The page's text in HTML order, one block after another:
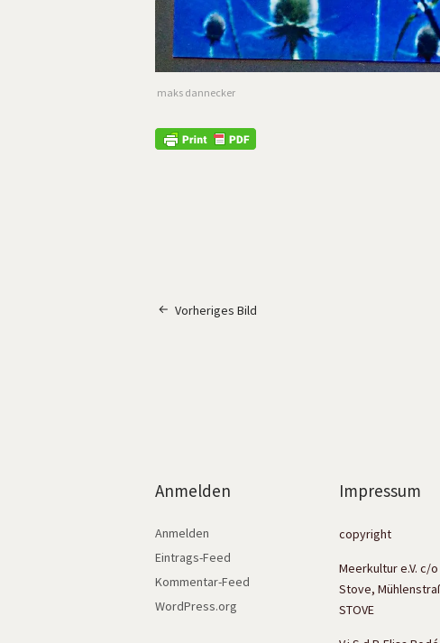
maks dannecker
Vorheriges Bild
Anmelden
Anmelden
Eintrags-Feed
Kommentar-Feed
WordPress.org
Impressum
copyright
Meerkultur e.V. c/
Stove,
STOVE